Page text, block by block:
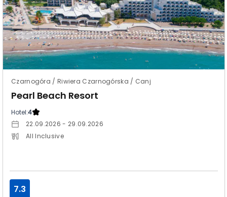
Czarnogóra / Riwiera Czarnogórska / Canj
Pearl Beach Resort
Hotel:4
22.09.2026 - 29.09.2026
All Inclusive
7.3